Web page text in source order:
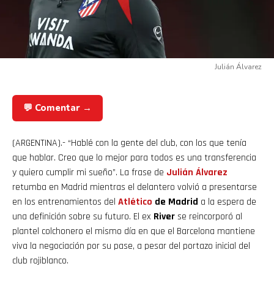
Julián Álvarez
💬 Comentar →
(ARGENTINA).- “Hablé con la gente del club, con los que tenía
que hablar. Creo que lo mejor para todos es una transferencia
y quiero cumplir mi sueño”. La frase de Julián Álvarez
retumba en Madrid mientras el delantero volvió a presentarse
en los entrenamientos del Atlético de Madrid a la espera de
una definición sobre su futuro. El ex Riverse reincorporó al
plantel colchonero el mismo día en que el Barcelona mantiene
viva la negociación por su pase, a pesar del portazo inicial del
club rojiblanco.